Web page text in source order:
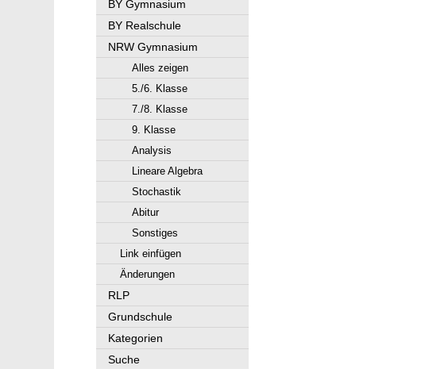
BY Gymnasium
BY Realschule
NRW Gymnasium
Alles zeigen
5./6. Klasse
7./8. Klasse
9. Klasse
Analysis
Lineare Algebra
Stochastik
Abitur
Sonstiges
Link einfügen
Änderungen
RLP
Grundschule
Kategorien
Suche